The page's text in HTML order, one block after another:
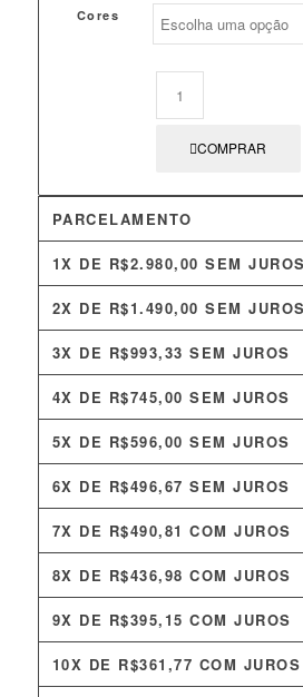
Cores
COMPRAR
PARCELAMENTO
1X DE R$2.980,00 SEM JUROS
2X DE R$1.490,00 SEM JUROS
3X DE R$993,33 SEM JUROS
4X DE R$745,00 SEM JUROS
5X DE R$596,00 SEM JUROS
6X DE R$496,67 SEM JUROS
7X DE R$490,81 COM JUROS
8X DE R$436,98 COM JUROS
9X DE R$395,15 COM JUROS
10X DE R$361,77 COM JUROS